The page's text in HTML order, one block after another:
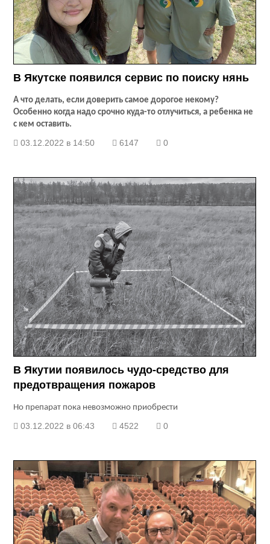
В Якутске появился сервис по поиску нянь
А что делать, если доверить самое дорогое некому?
Особенно когда надо срочно куда-то отлучиться, а ребенка не
с кем оставить.
03.12.2022 в 14:50 6147 0
В Якутии появилось чудо-средство для
предотвращения пожаров
Но препарат пока невозможно приобрести
03.12.2022 в 06:43 4522 0